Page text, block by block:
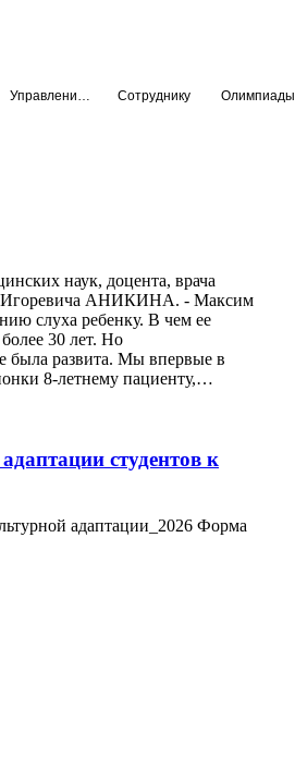
Сотруднику Олимпиады
наук, доцента, врача
Игоревича АНИКИНА. - Максим
слуха ребенку. В чем ее
30 лет. Но
была развита. Мы впервые в
8-летнему пациенту,…
студентов к
адаптации_2026 Форма